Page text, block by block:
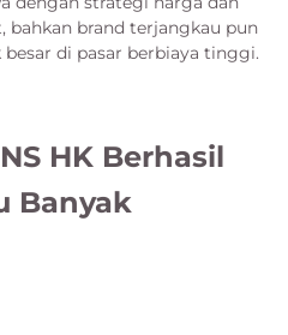
bahkan brand terjangkau pun
di pasar berbiaya tinggi.
HK Berhasil
Banyak